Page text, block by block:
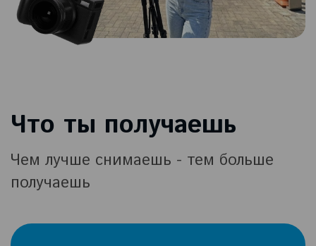
Что ты получаешь
Чем лучше снимаешь - тем больше
получаешь